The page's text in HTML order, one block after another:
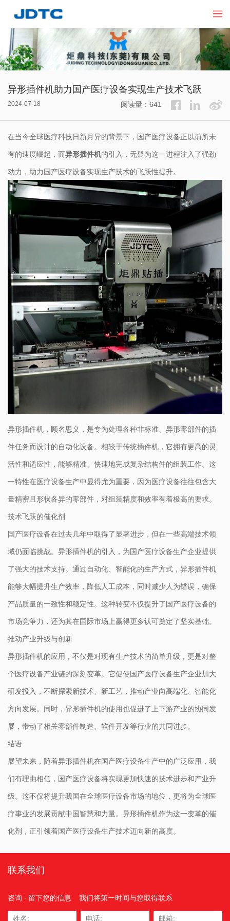
异形插件机助力国产医疗设备实现生产技术飞跃
2024-07-18 阅读量：641
在当今全球医疗科技日新月异的背景下，国产医疗设备正以前所未
有的速度崛起，而异形插件机的引入，无疑为这一进程注入了强劲
动力，助力国产医疗设备实现生产技术的飞跃性提升。
异形插件机，顾名思义，是专为处理各种非标准、异形零部件的插
件任务而设计的自动化设备。相较于传统插件机，它拥有更高的灵
活性和适应性，能够精准、快速地完成复杂结构件的组装工作。这
一特性在医疗设备生产中显得尤为重要，因为医疗设备往往包含大
量精密且形状各异的零部件，对组装精度和效率有着极高的要求。
技术飞跃的催化剂
国产医疗设备在过去几年中取得了显著进步，但在一些高端技术领
域仍面临挑战。异形插件机的引入，为国产医疗设备生产企业提供
了强大的技术支持。通过自动化、智能化的生产方式，异形插件机
能够大幅提升生产效率，降低人工成本，同时减少人为错误，确保
产品质量的一致性和稳定性。这种转变不仅提升了国产医疗设备的
市场竞争力，还为其在国际市场上赢得更多认可奠定了坚实基础。
推动产业升级与创新
异形插件机的应用，不仅是对现有生产技术的简单升级，更是对整
个医疗设备产业链的深刻变革。它促使国产医疗设备生产企业加大
研发投入，不断探索新技术、新工艺，推动产业向高端化、智能化
方向发展。同时，异形插件机的使用也促进了上下游产业的协同发
展，带动了相关零部件制造、软件开发等行业的共同进步。
结语
展望未来，随着异形插件机在国产医疗设备生产中的广泛应用，我
们有理由相信，国产医疗设备将实现更加快速的技术进步和产业升
级。这不仅将提升我国在全球医疗设备市场的地位，更将为全球医
疗事业的发展贡献中国智慧和力量。异形插件机作为这一变革的催
化剂，正引领着国产医疗设备生产技术迈向新的高度。
联系我们
咨询 · 留下您的信息 我们将第一时间与您取得联系